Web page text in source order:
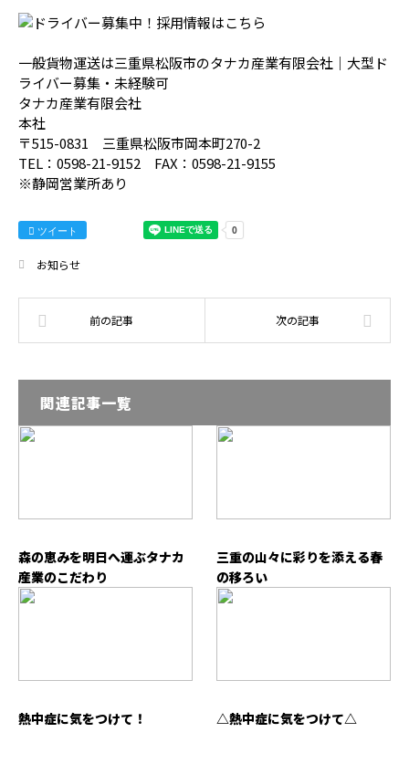
一般貨物運送は三重県松阪市のタナカ産業有限会社｜大型ド
ライバー募集・未経験可
タナカ産業有限会社
本社
〒515-0831 三重県松阪市岡本町270-2
TEL：0598-21-9152 FAX：0598-21-9155
※静岡営業所あり
ツイート
お知らせ
関連記事一覧
森の恵みを明日へ運ぶタナカ
産業のこだわり
三重の山々に彩りを添える春
の移ろい
熱中症に気をつけて！ △熱中症に気をつけて△